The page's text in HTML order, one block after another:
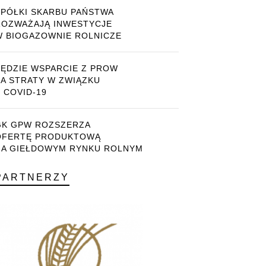
SKARBU PAŃSTWA
INWESTYCJE
BIOGAZOWNIE ROLNICZE
WSPARCIE Z PROW
STRATY W ZWIĄZKU
COVID-19
GPW ROZSZERZA
PRODUKTOWĄ
GIEŁDOWYM RYNKU ROLNYM